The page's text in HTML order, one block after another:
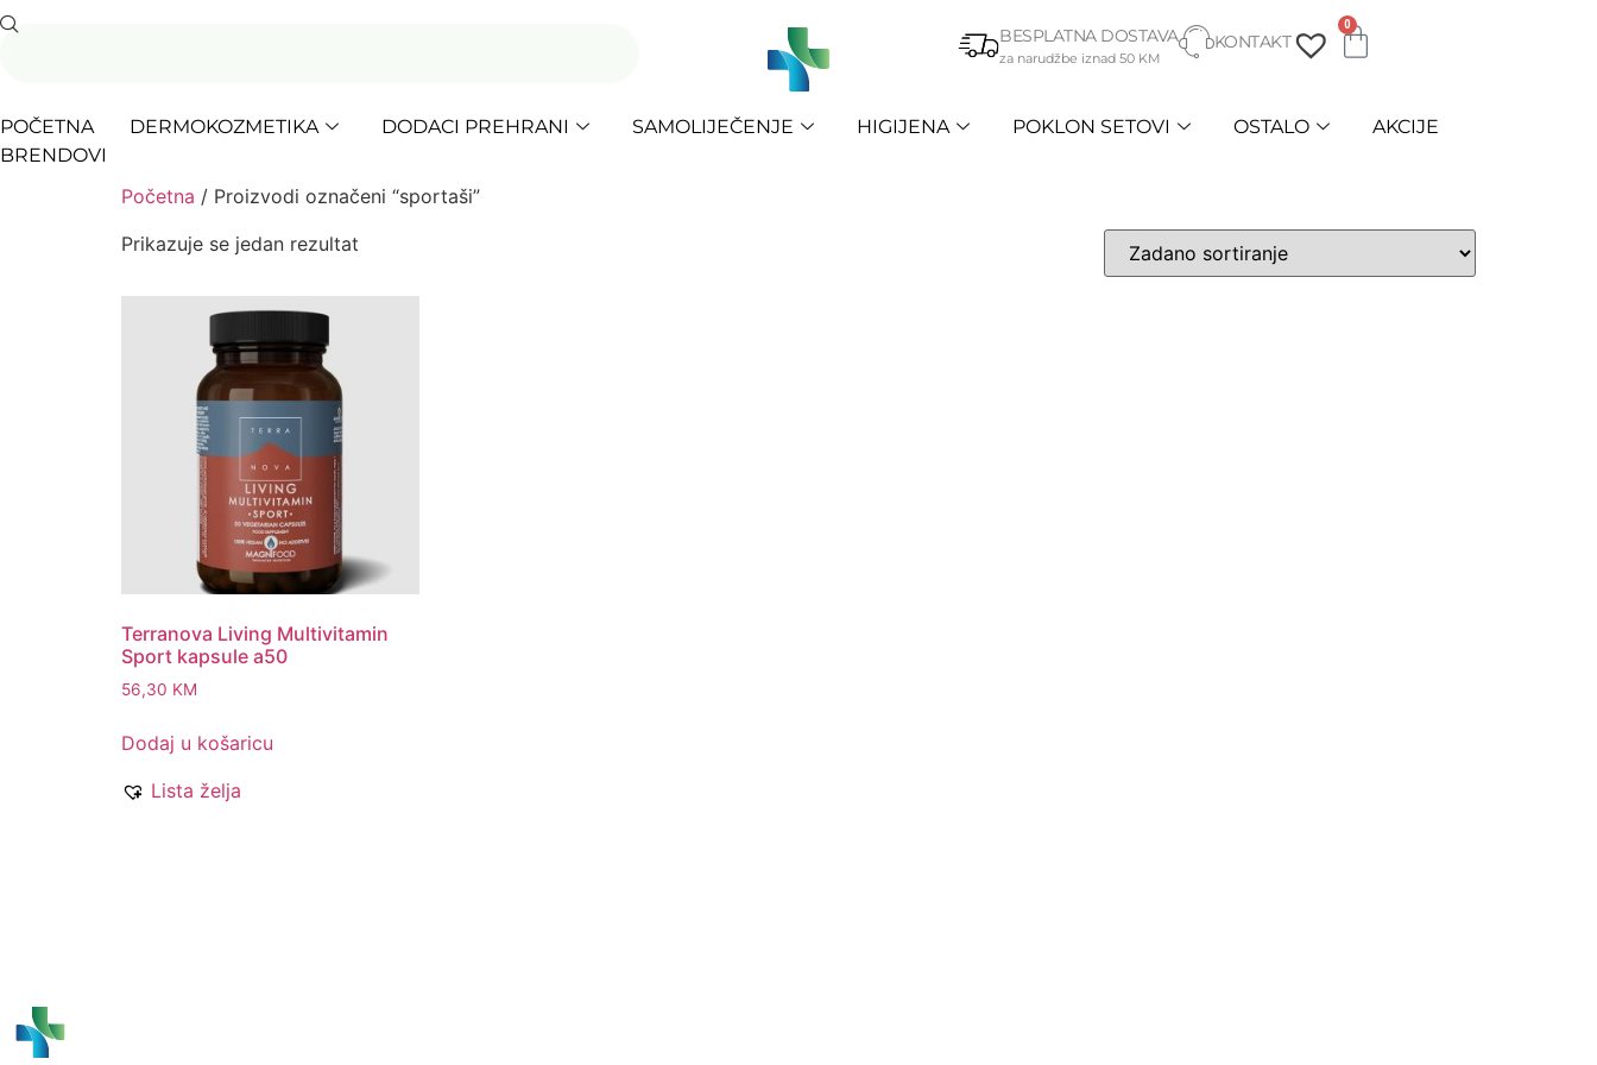
BESPLATNA DOSTAVA
za narudžbe iznad 50 KM
KONTAKT
0
POČETNA DERMOKOZMETIKA DODACI PREHRANI SAMOLIJEČENJE HIGIJENA POKLON SETOVI OSTALO
AKCIJE
BRENDOVI
Početna / Proizvodi označeni “sportaši”
Prikazuje se jedan rezultat
Terranova Living Multivitamin
Sport kapsule a50
56,30 KM
Dodaj u košaricu
Lista želja